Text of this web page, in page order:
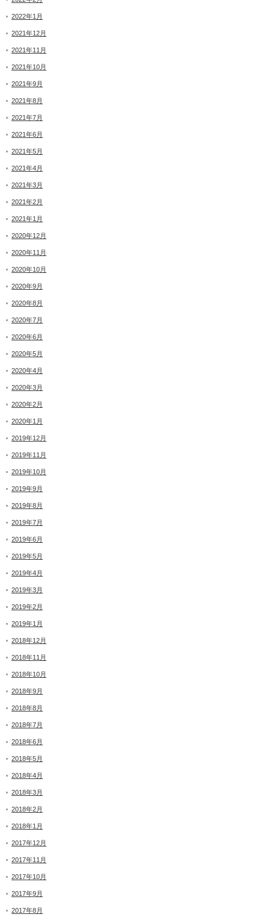
2022年1月
2021年12月
2021年11月
2021年10月
2021年9月
2021年8月
2021年7月
2021年6月
2021年5月
2021年4月
2021年3月
2021年2月
2021年1月
2020年12月
2020年11月
2020年10月
2020年9月
2020年8月
2020年7月
2020年6月
2020年5月
2020年4月
2020年3月
2020年2月
2020年1月
2019年12月
2019年11月
2019年10月
2019年9月
2019年8月
2019年7月
2019年6月
2019年5月
2019年4月
2019年3月
2019年2月
2019年1月
2018年12月
2018年11月
2018年10月
2018年9月
2018年8月
2018年7月
2018年6月
2018年5月
2018年4月
2018年3月
2018年2月
2018年1月
2017年12月
2017年11月
2017年10月
2017年9月
2017年8月